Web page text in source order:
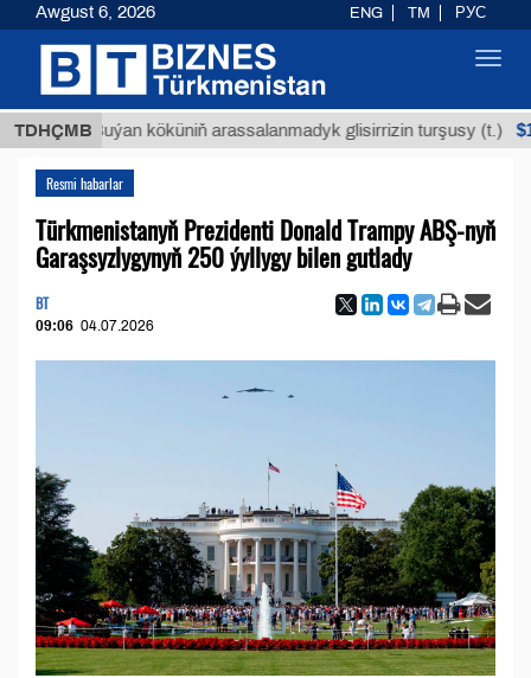
TDHÇMB
Buýan köküniň arassalanmadyk glisirrizin turşusy (t.)
Resmi habarlar
Türkmenistanyň Prezidenti Donald Trampy ABŞ-nyň
Garaşsyzlygynyň 250 ýyllygy bilen gutlady
BT
09:06 04.07.2026
Awgust 6, 2026 ENG TM РУС